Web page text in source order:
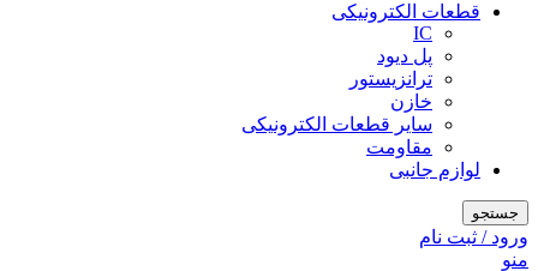
قطعات الکترونیکی
IC
پل دیود
ترانزیستور
خازن
سایر قطعات الکترونیکی
مقاومت
لوازم جانبی
جستجو
ورود / ثبت نام
منو